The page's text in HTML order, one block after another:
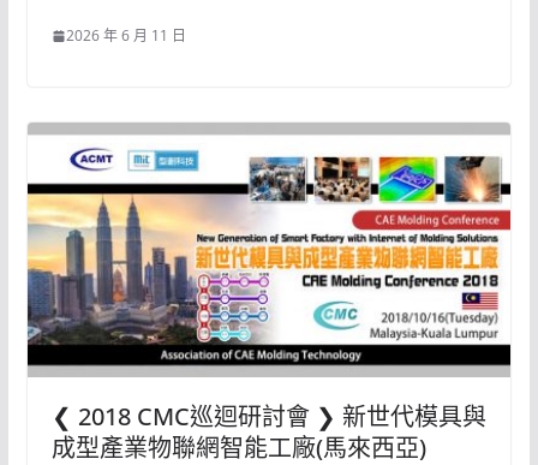
2026 年 6 月 11 日
❮ 2018 CMC巡迴研討會 ❯ 新世代模具與
成型產業物聯網智能工廠(馬來西亞)